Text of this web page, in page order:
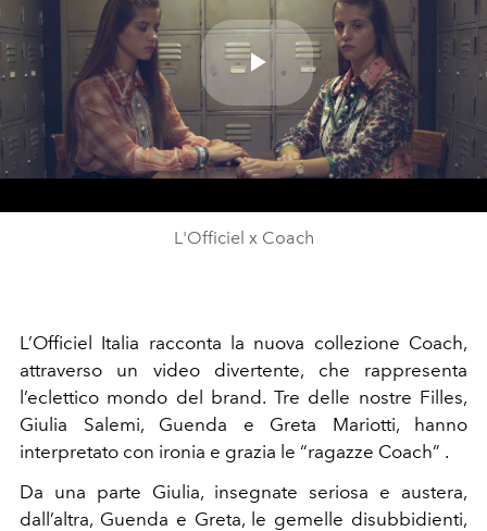
Play
Video
L'Officiel x Coach
L’Officiel Italia racconta la nuova collezione Coach,
attraverso un video divertente, che rappresenta
l’eclettico mondo del brand. Tre delle nostre Filles,
Giulia Salemi, Guenda e Greta Mariotti, hanno
interpretato con ironia e grazia le “ragazze Coach” .
Da una parte Giulia, insegnate seriosa e austera,
dall’altra, Guenda e Greta, le gemelle disubbidienti,